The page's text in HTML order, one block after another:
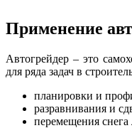
Применение
Автогрейдер – это
для ряда задач в
планировки и
разравнивания и
перемещения снега